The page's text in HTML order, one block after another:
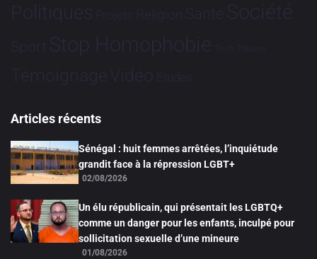
Politiques Projets Religion Santé Société
Sport Stop Homophobie Tech Tribune
TémoignageVidéo Études
Articles récents
Sénégal : huit femmes arrêtées, l’inquiétude
grandit face à la répression LGBT+
02/08/2026
Un élu républicain, qui présentait les LGBTQ+
comme un danger pour les enfants, inculpé pour
sollicitation sexuelle d’une mineure
01/08/2026